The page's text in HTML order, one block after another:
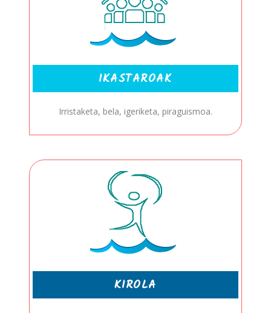
IKASTAROAK
Irristaketa, bela, igeriketa, piraguismoa.
KIROLA